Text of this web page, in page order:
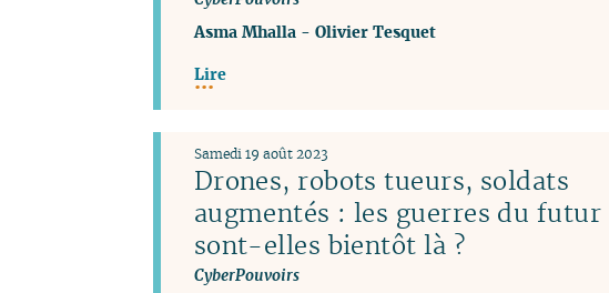
Asma Mhalla- Olivier Tesquet
Lire
Drones, robots tueurs, soldats
augmentés : les guerres du futur
sont-elles bientôt là ?
CyberPouvoirs
Samedi 19 août 2023